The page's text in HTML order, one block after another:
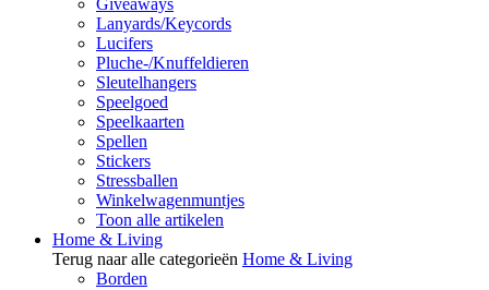
Giveaways
Lanyards/Keycords
Lucifers
Pluche-/Knuffeldieren
Sleutelhangers
Speelgoed
Speelkaarten
Spellen
Stickers
Stressballen
Winkelwagenmuntjes
Toon alle artikelen
Home & Living
Terug naar alle categorieën Home & Living
Borden